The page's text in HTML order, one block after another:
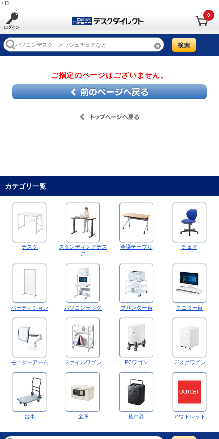
/【】
0
ご指定のページはございません。
カテゴリ一覧
デスク
スタンディングデス
ク
会議テーブル チェア
パーティション パソコンラック プリンター台 モニター台
モニターアーム ファイルワゴン PCワゴン デスクワゴン
台車 金庫 拡声器 アウトレット